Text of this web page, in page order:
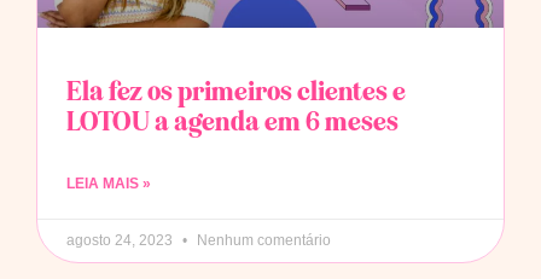
Ela fez os primeiros clientes e
LOTOU a agenda em 6 meses
LEIA MAIS »
agosto 24, 2023 Nenhum comentário